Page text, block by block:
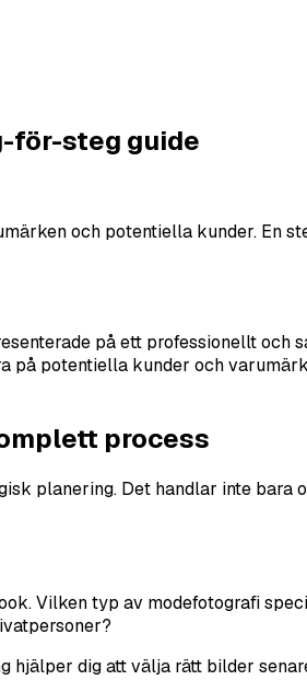
för-steg guide
och potentiella kunder. En
på ett professionellt och
potentiella kunder och
process
planering. Det handlar inte
Vilken typ av modefotografi
dig att välja rätt bilder